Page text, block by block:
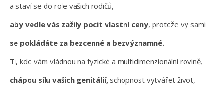
a staví se do role vašich rodičů,
aby vedle vás zažily pocit vlastní ceny, protože vy sami
se pokládáte za bezcenné a bezvýznamné.
Ti, kdo vám vládnou na fyzické a multidimenzionální rovině,
chápou sílu vašich genitálií, schopnost vytvářet život,